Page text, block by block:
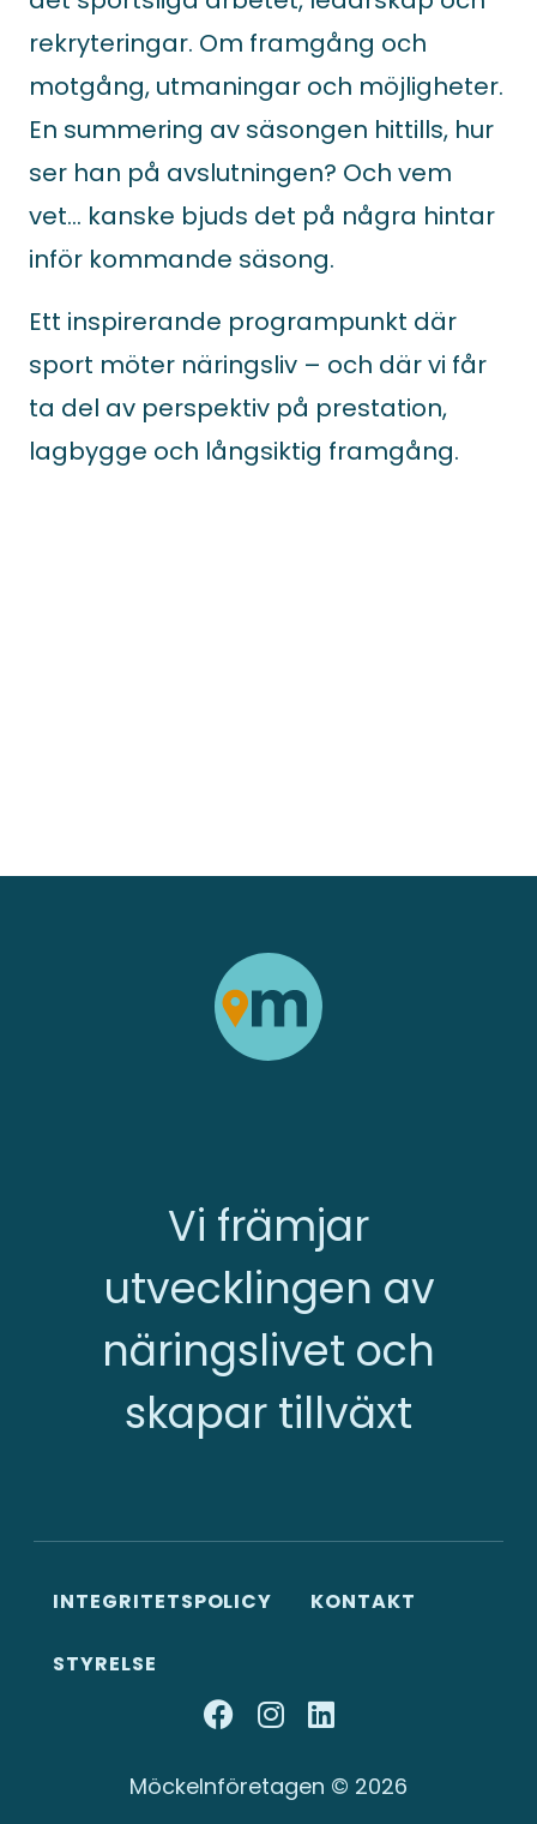
rekryteringar. Om framgång och
motgång, utmaningar och möjligheter.
En summering av säsongen hittills, hur
ser han på avslutningen? Och vem
vet… kanske bjuds det på några hintar
inför kommande säsong.
Ett inspirerande programpunkt där
sport möter näringsliv – och där vi får
ta del av perspektiv på prestation,
lagbygge och långsiktig framgång.
Vi främjar
utvecklingen av
näringslivet och
skapar tillväxt
INTEGRITETSPOLICY KONTAKT
STYRELSE
Möckelnföretagen © 2026